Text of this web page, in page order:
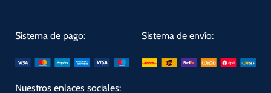
Sistema de pago: Sistema de envío:
Nuestros enlaces sociales: